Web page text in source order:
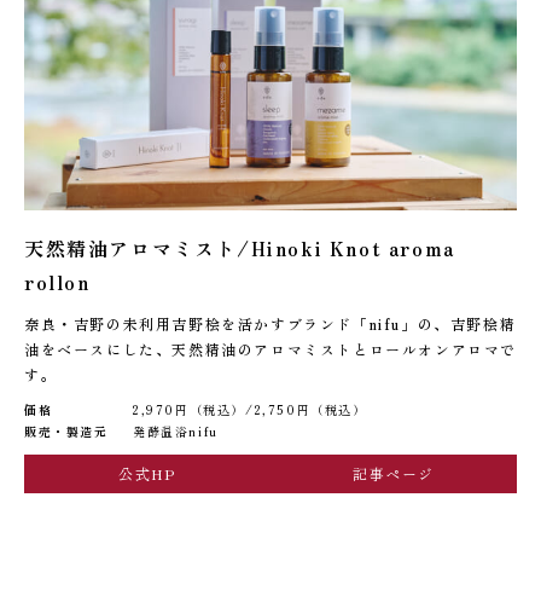
天然精油アロマミスト/Hinoki Knot aroma
rollon
奈良・吉野の未利用吉野桧を活かすブランド「nifu」の、吉野桧精
油をベースにした、天然精油のアロマミストとロールオンアロマで
す。
価格
2,970円（税込）/2,750円（税込）
販売・製造元
発酵温浴nifu
公式HP 記事ページ